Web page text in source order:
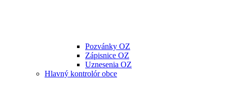
Pozvánky OZ
Zápisnice OZ
Uznesenia OZ
Hlavný kontrolór obce